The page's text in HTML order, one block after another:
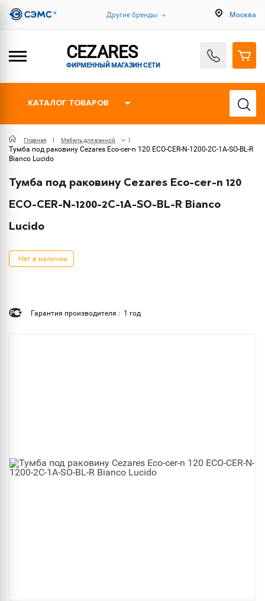
Другие бренды Москва
CEZARES
ФИРМЕННЫЙ МАГАЗИН СЕТИ
КАТАЛОГ ТОВАРОВ
Главная Мебель для ванной
Тумба под раковину Cezares Eco-cer-n 120 ECO-CER-N-1200-2C-1A-SO-BL-R
Bianco Lucido
Тумба под раковину Cezares Eco-cer-n 120
ECO-CER-N-1200-2C-1A-SO-BL-R Bianco
Lucido
Нет в наличии
Гарантия производителя : 1 год